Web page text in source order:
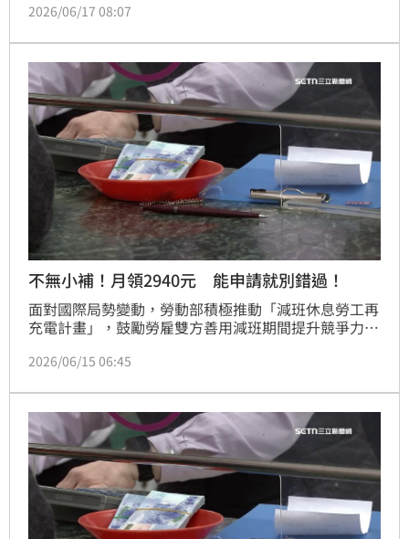
2026/06/17 08:07
不無小補！月領2940元 能申請就別錯過！
面對國際局勢變動，勞動部積極推動「減班休息勞工再
充電計畫」，鼓勵勞雇雙方善用減班期間提升競爭力。
16,300元的訓練津貼，包含實體與數位課程。企業若維
元補助。此計畫旨在透過補貼減輕減班衝擊，並將空窗
期轉化為人才培育契機，協助勞工穩定就業並強化企業
競爭力。
2026/06/15 06:45